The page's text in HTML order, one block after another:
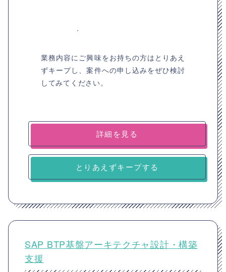
業務内容にご興味をお持ちの方はとりあえ
ずキープし、案件への申し込みをぜひ検討
してみてください。
詳細を見る
とりあえずキープする
SAP BTP基盤アーキテクチャ設計・構築
支援